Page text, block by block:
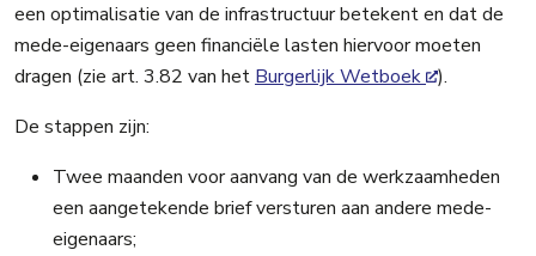
een optimalisatie van de infrastructuurbetekent en dat de
mede-eigenaars geen financiële lasten hiervoor moeten
dragen (zie art. 3.82 van het Burgerlijk Wetboek
).
De stappen zijn:
Twee maanden voor aanvang van de werkzaamheden
een aangetekende brief versturen aan andere mede-
eigenaars;